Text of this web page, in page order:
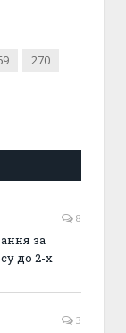
270
8
за
до 2-х
3